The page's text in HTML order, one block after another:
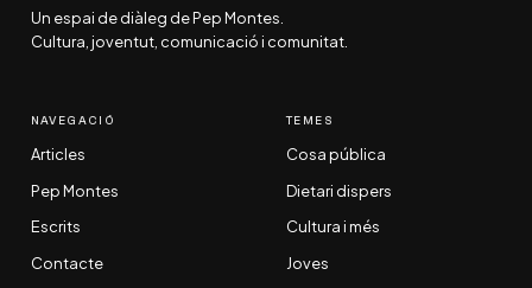
Un espai de diàleg de Pep Montes.
Cultura, joventut, comunicació i comunitat.
NAVEGACIÓ
Articles
Pep Montes
Escrits
Contacte
TEMES
Cosa pública
Dietari dispers
Cultura i més
Joves